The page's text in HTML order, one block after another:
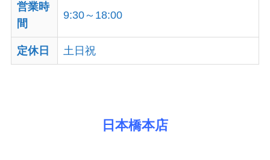
営業時
間
9:30～18:00
定休日 土日祝
日本橋本店